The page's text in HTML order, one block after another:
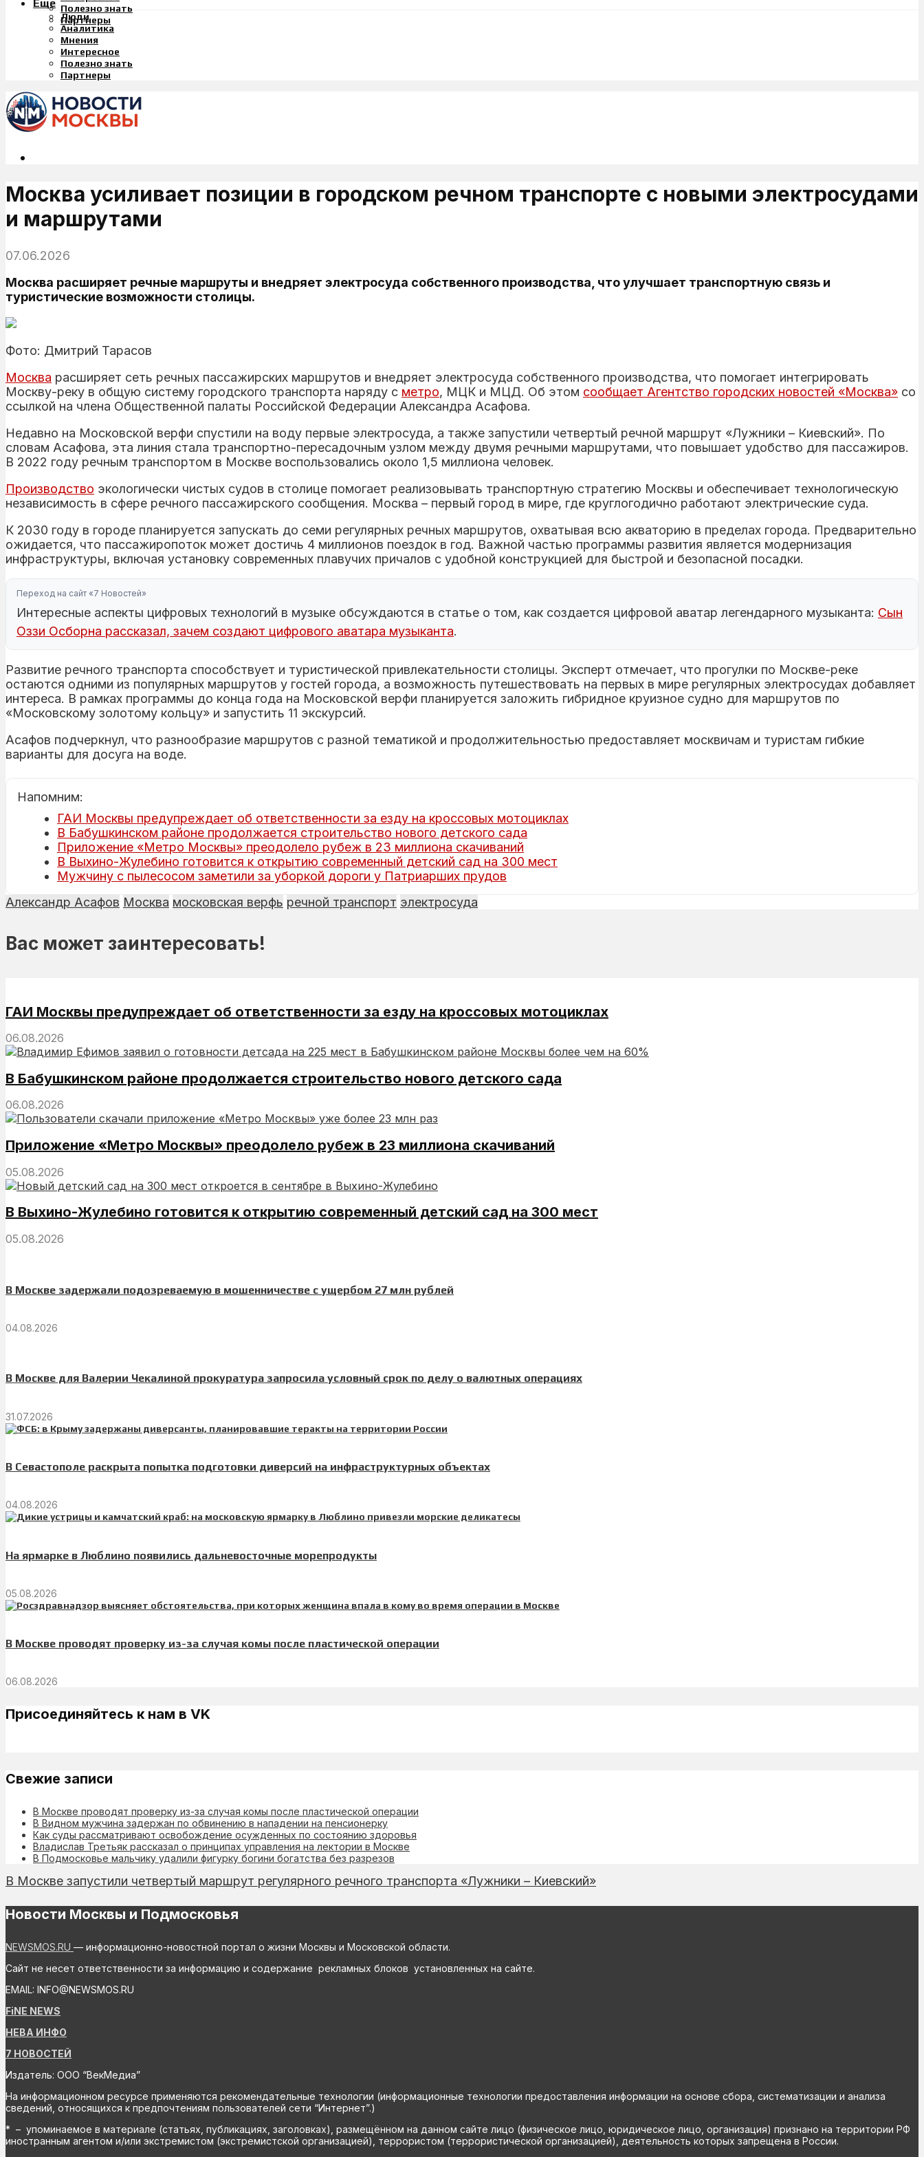
Полезно знать
Партнеры
Еще
Люди
Аналитика
Мнения
Интересное
Полезно знать
Партнеры
Москва усиливает позиции в городском речном транспорте с новыми электросудами
и маршрутами
07.06.2026
Москва расширяет речные маршруты и внедряет электросуда собственного производства, что улучшает транспортную связь и
туристические возможности столицы.
Фото: Дмитрий Тарасов
Москва расширяет сеть речных пассажирских маршрутов и внедряет электросуда собственного производства, что помогает интегрировать
Москву-реку в общую систему городского транспорта наряду с метро, МЦК и МЦД. Об этом сообщает Агентство городских новостей «Москва» со
ссылкой на члена Общественной палаты Российской Федерации Александра Асафова.
Недавно на Московской верфи спустили на воду первые электросуда, а также запустили четвертый речной маршрут «Лужники – Киевский». По
словам Асафова, эта линия стала транспортно-пересадочным узлом между двумя речными маршрутами, что повышает удобство для пассажиров.
В 2022 году речным транспортом в Москве воспользовались около 1,5 миллиона человек.
Производство экологически чистых судов в столице помогает реализовывать транспортную стратегию Москвы и обеспечивает технологическую
независимость в сфере речного пассажирского сообщения. Москва – первый город в мире, где круглогодично работают электрические суда.
К 2030 году в городе планируется запускать до семи регулярных речных маршрутов, охватывая всю акваторию в пределах города. Предварительно
ожидается, что пассажиропоток может достичь 4 миллионов поездок в год. Важной частью программы развития является модернизация
инфраструктуры, включая установку современных плавучих причалов с удобной конструкцией для быстрой и безопасной посадки.
Переход на сайт «7 Новостей»
Интересные аспекты цифровых технологий в музыке обсуждаются в статье о том, как создается цифровой аватар легендарного музыканта: Сын
Оззи Осборна рассказал, зачем создают цифрового аватара музыканта.
Развитие речного транспорта способствует и туристической привлекательности столицы. Эксперт отмечает, что прогулки по Москве-реке
остаются одними из популярных маршрутов у гостей города, а возможность путешествовать на первых в мире регулярных электросудах добавляет
интереса. В рамках программы до конца года на Московской верфи планируется заложить гибридное круизное судно для маршрутов по
«Московскому золотому кольцу» и запустить 11 экскурсий.
Асафов подчеркнул, что разнообразие маршрутов с разной тематикой и продолжительностью предоставляет москвичам и туристам гибкие
варианты для досуга на воде.
Напомним:
ГАИ Москвы предупреждает об ответственности за езду на кроссовых мотоциклах
В Бабушкинском районе продолжается строительство нового детского сада
Приложение «Метро Москвы» преодолело рубеж в 23 миллиона скачиваний
В Выхино-Жулебино готовится к открытию современный детский сад на 300 мест
Мужчину с пылесосом заметили за уборкой дороги у Патриарших прудов
Александр Асафов Москва московская верфь речной транспорт электросуда
Вас может заинтересовать!
ГАИ Москвы предупреждает об ответственности за езду на кроссовых мотоциклах
06.08.2026
В Бабушкинском районе продолжается строительство нового детского сада
06.08.2026
Приложение «Метро Москвы» преодолело рубеж в 23 миллиона скачиваний
05.08.2026
В Выхино-Жулебино готовится к открытию современный детский сад на 300 мест
05.08.2026
В Москве задержали подозреваемую в мошенничестве с ущербом 27 млн рублей
04.08.2026
В Москве для Валерии Чекалиной прокуратура запросила условный срок по делу о валютных операциях
31.07.2026
В Севастополе раскрыта попытка подготовки диверсий на инфраструктурных объектах
04.08.2026
На ярмарке в Люблино появились дальневосточные морепродукты
05.08.2026
В Москве проводят проверку из-за случая комы после пластической операции
06.08.2026
Присоединяйтесь к нам в VK
Свежие записи
В Москве проводят проверку из-за случая комы после пластической операции
В Видном мужчина задержан по обвинению в нападении на пенсионерку
Как суды рассматривают освобождение осужденных по состоянию здоровья
Владислав Третьяк рассказал о принципах управления на лектории в Москве
В Подмосковье мальчику удалили фигурку богини богатства без разрезов
В Москве запустили четвертый маршрут регулярного речного транспорта «Лужники – Киевский»
Новости Москвы и Подмосковья
NEWSMOS.RU — информационно-новостной портал о жизни Москвы и Московской области.
Сайт не несет ответственности за информацию и содержание рекламных блоков установленных на сайте.
EMAIL: INFO@NEWSMOS.RU
FiNE NEWS
НЕВА ИНФО
7 НОВОСТЕЙ
Издатель: ООО “ВекМедиа”
На информационном ресурсе применяются рекомендательные технологии (информационные технологии предоставления информации на основе сбора, систематизации и анализа
сведений, относящихся к предпочтениям пользователей сети “Интернет”.)
* – упоминаемое в материале (статьях, публикациях, заголовках), размещённом на данном сайте лицо (физическое лицо, юридическое лицо, организация) признано на территории РФ
иностранным агентом и/или экстремистом (экстремистской организацией), террористом (террористической организацией), деятельность которых запрещена в России.